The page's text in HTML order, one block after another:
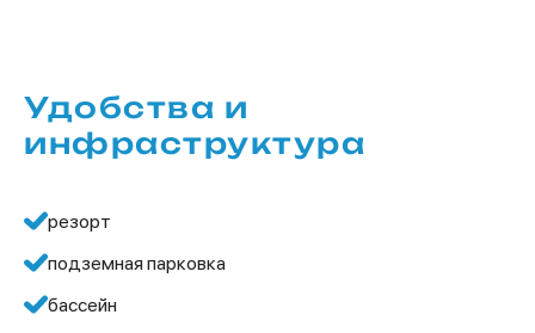
Удобства и
инфраструктура
резорт
подземная парковка
бассейн